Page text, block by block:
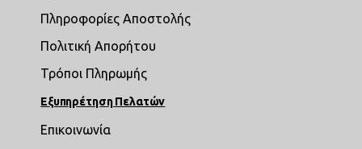
Πληροφορίες Αποστολής
Πολιτική Απορήτου
Τρόποι Πληρωμής
Εξυπηρέτηση Πελατών
Επικοινωνία